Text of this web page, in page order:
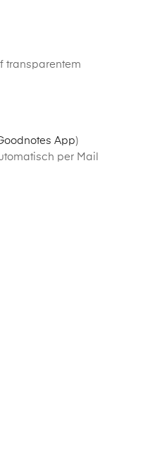
transparentem
App)
per Mail